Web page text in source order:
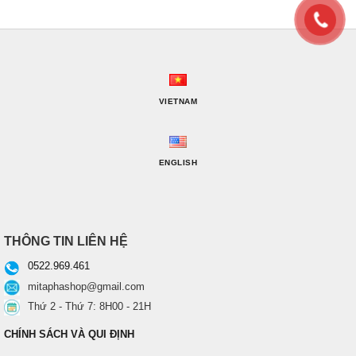
VIETNAM
ENGLISH
THÔNG TIN LIÊN HỆ
0522.969.461
mitaphashop@gmail.com
Thứ 2 - Thứ 7: 8H00 - 21H
CHÍNH SÁCH VÀ QUI ĐỊNH